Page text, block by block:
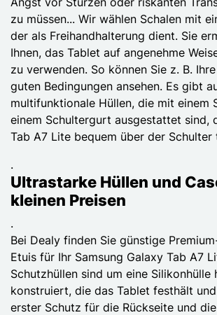
zu müssen... Wir wählen Schalen mit
der als Freihandhalterung dient. Sie
Ihnen, das Tablet auf angenehme
zu verwenden. So können Sie z. B.
guten Bedingungen ansehen. Es gibt
multifunktionale Hüllen, die mit einem
einem Schultergurt ausgestattet sind,
Tab A7 Lite bequem über der Schulter
.
Ultrastarke Hüllen und
kleinen Preisen
.
Bei Dealy finden Sie günstige
Etuis für Ihr Samsung Galaxy Tab A7
Schutzhüllen sind um eine Silikonhülle
konstruiert, die das Tablet festhält
erster Schutz für die Rückseite und